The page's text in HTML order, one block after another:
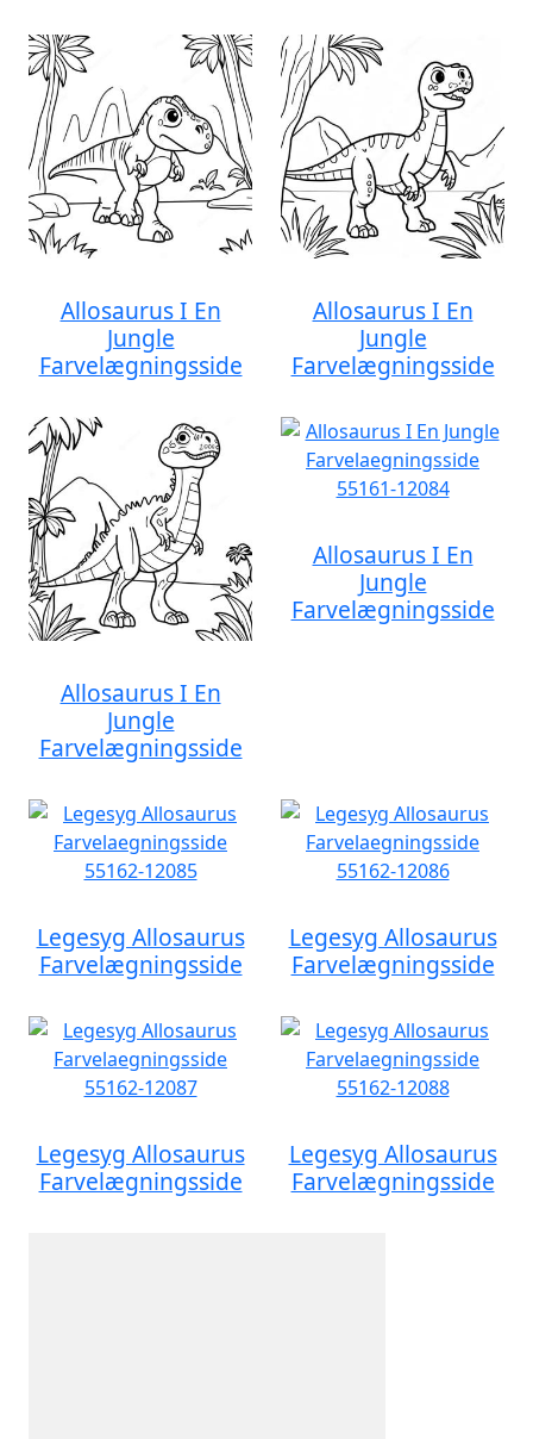
Allosaurus I En
Jungle
Farvelægningsside
Allosaurus I En
Jungle
Farvelægningsside
Allosaurus I En
Jungle
Farvelægningsside
Allosaurus I En
Jungle
Farvelægningsside
Legesyg Allosaurus
Farvelægningsside
Legesyg Allosaurus
Farvelægningsside
Legesyg Allosaurus
Farvelægningsside
Legesyg Allosaurus
Farvelægningsside